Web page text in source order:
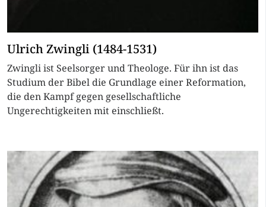
Ulrich Zwingli (1484-1531)
Zwingli ist Seelsorger und Theologe. Für ihn ist das
Studium der Bibel die Grundlage einer Reformation,
die den Kampf gegen gesellschaftliche
Ungerechtigkeiten mit einschließt.